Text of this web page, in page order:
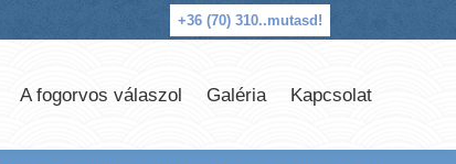
+36 (70) 310..mutasd!
A fogorvos válaszol Galéria Kapcsolat